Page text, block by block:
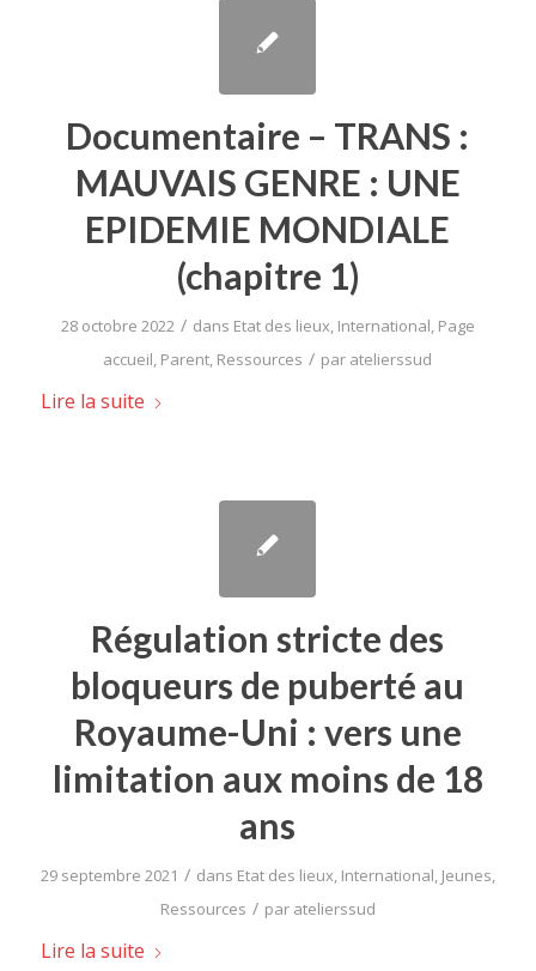
Documentaire – TRANS :
MAUVAIS GENRE : UNE
EPIDEMIE MONDIALE
(chapitre 1)
28 octobre 2022 / dans Etat des lieux, International, Page
accueil, Parent, Ressources / par atelierssud
Lire la suite
Régulation stricte des
bloqueurs de puberté au
Royaume-Uni : vers une
limitation aux moins de 18
ans
29 septembre 2021 / dans Etat des lieux, International, Jeunes,
Ressources / par atelierssud
Lire la suite